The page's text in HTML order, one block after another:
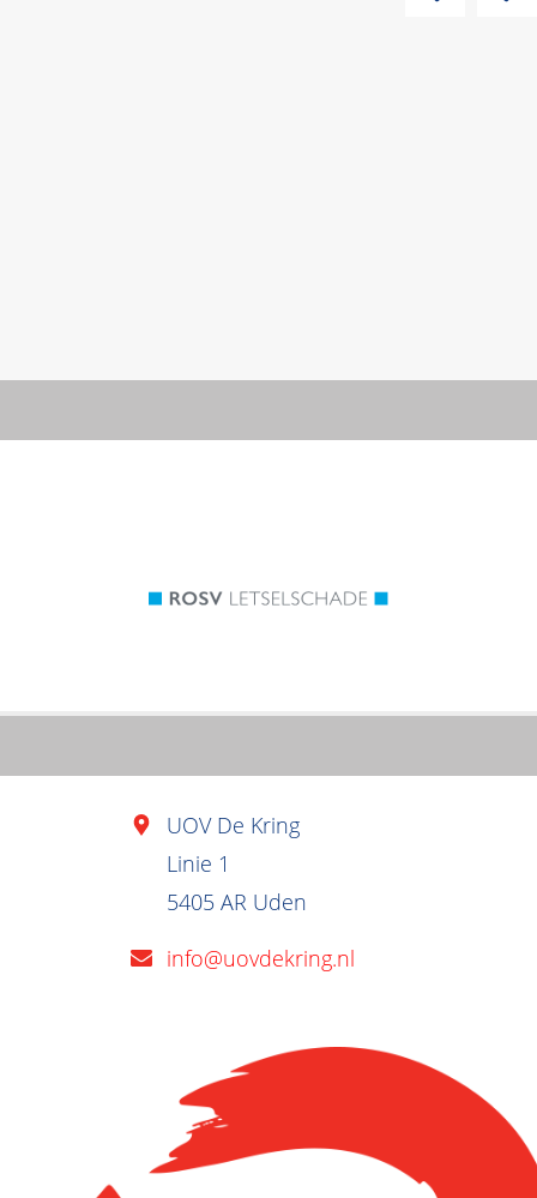
UOV De Kring
Linie 1
5405 AR Uden
info@uovdekring.nl